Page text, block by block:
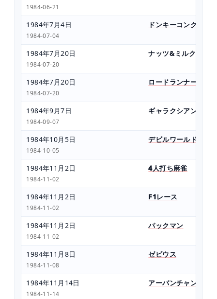
1984-06-21
1984年7月4日
1984-07-04
ドンキーコング3
1984年7月20日
1984-07-20
ナッツ&ミルク
1984年7月20日
1984-07-20
ロードランナー
1984年9月7日
1984-09-07
ギャラクシアン
1984年10月5日
1984-10-05
デビルワールド
1984年11月2日
1984-11-02
4人打ち麻雀
1984年11月2日
1984-11-02
F1レース
1984年11月2日
1984-11-02
パックマン
1984年11月8日
1984-11-08
ゼビウス
1984年11月14日
1984-11-14
アーバンチャンピオ